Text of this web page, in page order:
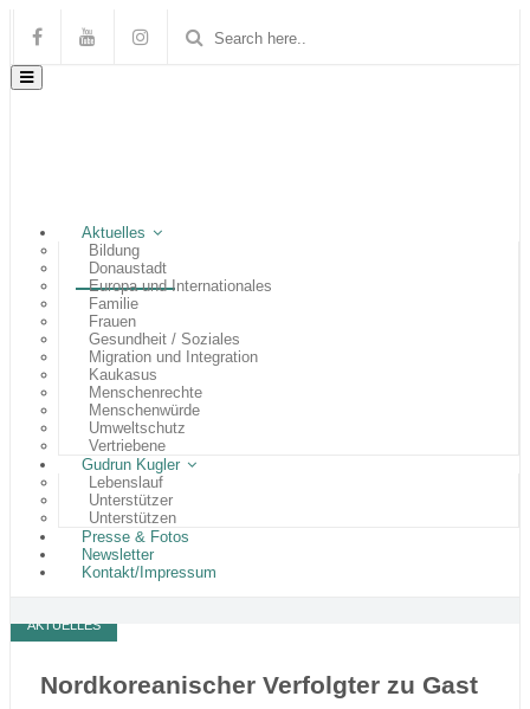
Aktuelles
Bildung
Donaustadt
Europa und Internationales
Familie
Frauen
Gesundheit / Soziales
Migration und Integration
Kaukasus
Menschenrechte
Menschenwürde
Umweltschutz
Vertriebene
Gudrun Kugler
Lebenslauf
Unterstützer
Unterstützen
Presse & Fotos
Newsletter
Kontakt/Impressum
AKTUELLES
Nordkoreanischer Verfolgter zu Gast